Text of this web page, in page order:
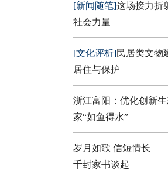
[新闻随笔]这场接力折
社会力量
[文化评析]民居类文物
居住与保护
浙江富阳：优化创新
家“如鱼得水”
岁月如歌 信短情长
千封家书谈起